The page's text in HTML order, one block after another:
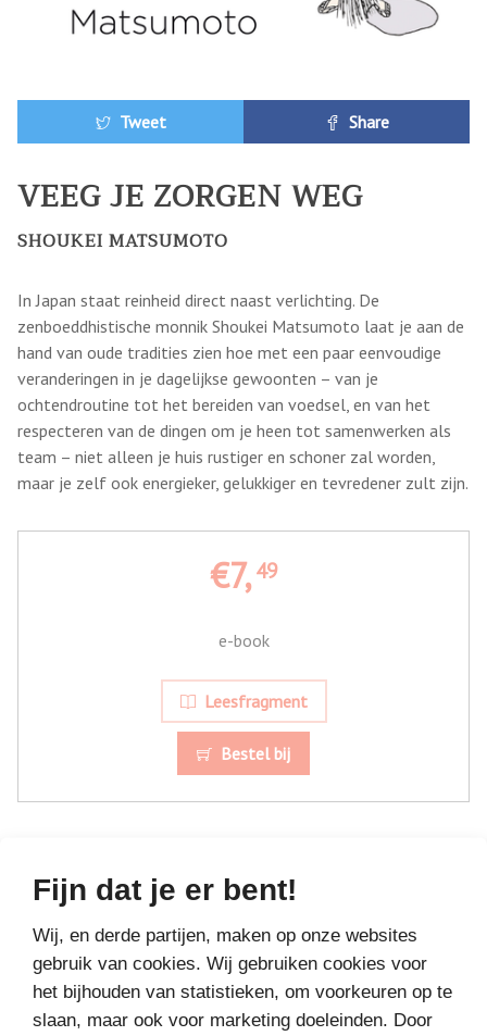
Fijn dat je er bent!
Wij, en derde partijen, maken op onze websites
gebruik van cookies. Wij gebruiken cookies voor
het bijhouden van statistieken, om voorkeuren op te
slaan, maar ook voor marketing doeleinden. Door
Tweet Share
VEEG JE ZORGEN WEG
SHOUKEI MATSUMOTO
In Japan staat reinheid direct naast verlichting. De
zenboeddhistische monnik Shoukei Matsumoto laat je aan de
hand van oude tradities zien hoe met een paar eenvoudige
veranderingen in je dagelijkse gewoonten – van je
ochtendroutine tot het bereiden van voedsel, en van het
respecteren van de dingen om je heen tot samenwerken als
team – niet alleen je huis rustiger en schoner zal worden,
maar je zelf ook energieker, gelukkiger en tevredener zult zijn.
€7,49
e-book
Leesfragment
Bestel bij
MEER BOEKEN VAN
VAKANTIELEZEN